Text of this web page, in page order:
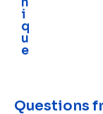
i
q
u
e
Questions